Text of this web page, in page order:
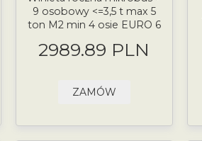
9 osobowy <=3,5 t max 5
ton M2 min 4 osie EURO 6
2989.89 PLN
ZAMÓW